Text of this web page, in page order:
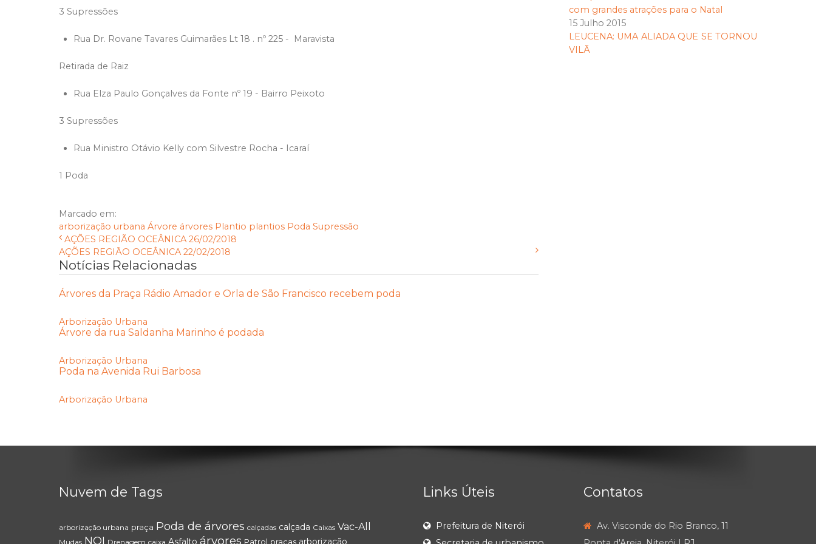
3 Supressões
Rua Dr. Rovane Tavares Guimarães Lt 18 . nº 225 - Maravista
Retirada de Raiz
Rua Elza Paulo Gonçalves da Fonte nº 19 - Bairro Peixoto
3 Supressões
Rua Ministro Otávio Kelly com Silvestre Rocha - Icaraí
1 Poda
Marcado em:
arborização urbana Árvore árvores Plantio plantios Poda Supressão
AÇÕES REGIÃO OCEÂNICA 26/02/2018
AÇÕES REGIÃO OCEÂNICA 22/02/2018
Notícias Relacionadas
Árvores da Praça Rádio Amador e Orla de São Francisco recebem poda
Arborização Urbana
Árvore da rua Saldanha Marinho é podada
Arborização Urbana
Poda na Avenida Rui Barbosa
Arborização Urbana
com grandes atrações para o Natal
15 Julho 2015
LEUCENA: UMA ALIADA QUE SE TORNOU
VILÃ
Nuvem de Tags
arborização urbana praça Poda de árvores calçadas calçada Caixas Vac-All
Mudas NOI Drenagem caixa Asfalto árvores Patrol praças arborização
Links Úteis
Prefeitura de Niterói
Contatos
Av. Visconde do Rio Branco, 11